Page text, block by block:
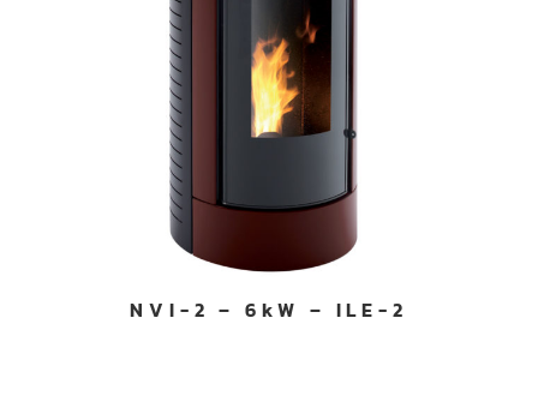
NVI-2 – 6kW – ILE-2